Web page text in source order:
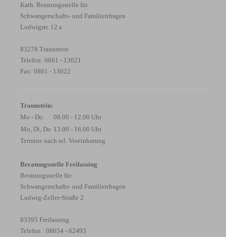
Kath. Beratungsstelle für
Schwangerschafts- und Familienfragen
Ludwigstr. 12 a
83278 Traunstein
Telefon: 0861 - 13021
Fax: 0861 - 13022
Traunstein:
Mo - Do
08.00 - 12.00 Uhr
Mo, Di, Do 13.00 - 16.00 Uhr
Termine nach tel. Vereinbarung
Beratungsstelle Freilassing
Beratungsstelle für
Schwangerschafts- und Familienfragen
Ludwig-Zeller-Straße 2
83395 Freilassing
Telefon : 08654 - 62493